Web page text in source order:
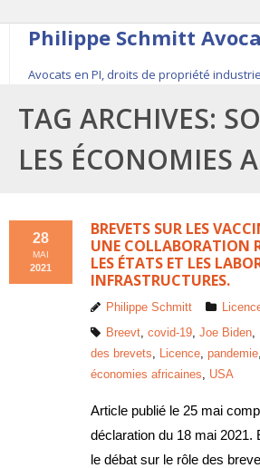
Philippe Schmitt
Avocats en PI, droits de propriété
45, rue Saint-Anne, 75001 Paris,
54
Contact
Le fondateur
Publications
Actualité
TAG ARCHIVES:
LES ÉCONOMIES
BREVETS SUR LES
UNE COLLABORATION
LES ÉTATS ET LES
INFRASTRUCTURES.
28
MAI
2021
Philippe Schmitt
Breevt, covid-19, Joe Biden,
des brevets, Licence, pandemie,
économies africaines, USA
Article publié le 25 mai
déclaration du 18 mai 2021.
le débat sur le rôle des